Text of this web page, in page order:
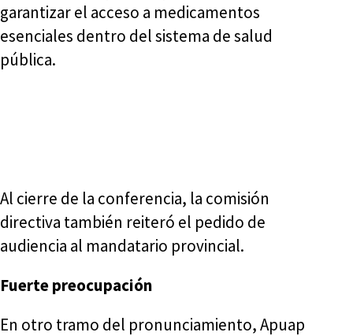
garantizar el acceso a medicamentos
esenciales dentro del sistema de salud
pública.
Al cierre de la conferencia, la comisión
directiva también reiteró el pedido de
audiencia al mandatario provincial.
Fuerte preocupación
En otro tramo del pronunciamiento, Apuap